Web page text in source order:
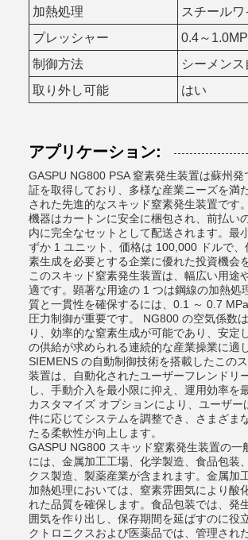
加熱処理
スチールワ
プレッシャー
0.4～
制御方法
シーメン
取り外し可能
はい
アプリケーション:
GASPU NG800 PSA 窒素発生装置は蘇州
証を取得しており、多様な産業ニーズを満
された先進的なスキッド窒素発生装置です
機器はカートンに安全に梱包され、前払い
内に完全なセットとして配送されます。最
ずか 1 ユニット、価格は 100,000 ドルで
素生成を必要とする企業に優れた投資機会
このスキッド窒素発生装置は、幅広い用途
適です。顕著な用途の 1 つは鋼線の加熱処
質と一貫性を確保するには、0.1 ～ 0.7
圧力制御が重要です。 NG800 の空気係数
り、効率的な窒素生成が可能であり、安定
の供給が求められる連続的な産業操業に適
SIEMENS の自動制御技術を搭載したこの
装置は、自動化されたユーザーフレンドリ
し、手動介入を最小限に抑え、運用効率を
カスタマイズ オプションにより、ユーザー
件に応じてシステムを調整でき、さまざま
たる柔軟性が向上します。
GASPU NG800 スキッド窒素発生装置の一
には、金属加工工場、化学製造、食品包装
クス製造、製薬産業が含まれます。金属加
加熱処理においては、窒素雰囲気により酸
れた品質を確保します。食品包装では、発
囲気を作り出し、保存期間を延ばすのに役
クトロニクスおよび医薬品では、管理され